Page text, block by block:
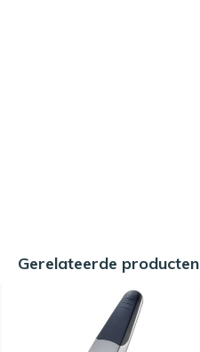
Gerelateerde producten